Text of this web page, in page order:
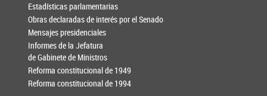
Estadísticas parlamentarias
Obras declaradas de interés por el Senado
Mensajes presidenciales
Informes de la Jefatura
de Gabinete de Ministros
Reforma constitucional de 1949
Reforma constitucional de 1994